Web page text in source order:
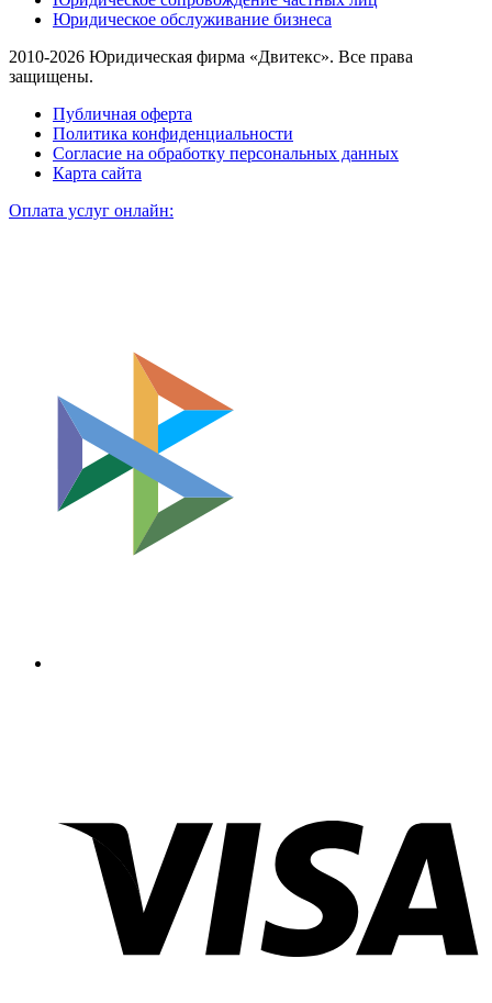
Юридическое обслуживание бизнеса
2010-2026 Юридическая фирма «Двитекс». Все права
защищены.
Публичная оферта
Политика конфиденциальности
Согласие на обработку персональных данных
Карта сайта
Оплата услуг онлайн: